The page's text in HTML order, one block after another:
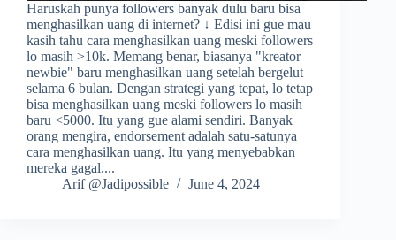
Haruskah punya followers banyak dulu baru bisa
menghasilkan uang di internet? ↓ Edisi ini gue mau
kasih tahu cara menghasilkan uang meski followers
lo masih >10k. Memang benar, biasanya "kreator
newbie" baru menghasilkan uang setelah bergelut
selama 6 bulan. Dengan strategi yang tepat, lo tetap
bisa menghasilkan uang meski followers lo masih
baru <5000. Itu yang gue alami sendiri. Banyak
orang mengira, endorsement adalah satu-satunya
cara menghasilkan uang. Itu yang menyebabkan
mereka gagal....
Arif @Jadipossible
June 4, 2024